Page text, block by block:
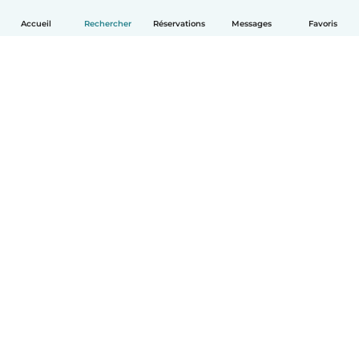
Accueil Rechercher Réservations Messages Favoris